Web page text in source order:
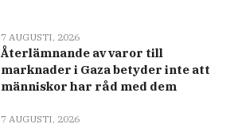
7 AUGUSTI, 2026
Återlämnande av varor till
marknader i Gaza betyder inte att
människor har råd med dem
7 AUGUSTI, 2026